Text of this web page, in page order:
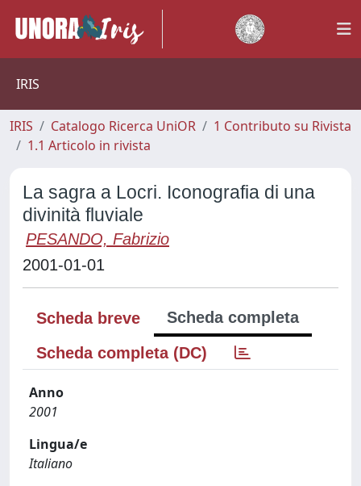
IRIS
IRIS Catalogo Ricerca UniOR
1 Contributo su Rivista
1.1 Articolo in rivista
La sagra a Locri. Iconografia di una
divinità fluviale
PESANDO, Fabrizio
2001-01-01
Scheda breve
Scheda completa
Scheda completa (DC)
Anno
2001
Lingua/e
Italiano